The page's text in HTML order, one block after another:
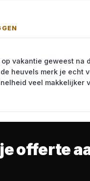
vakantie geweest na
heuvels merk je echt
veel makkelijker
offerte